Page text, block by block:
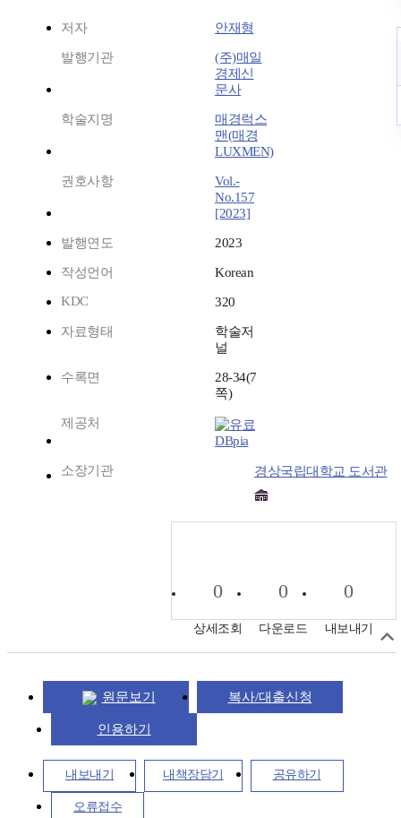
저자 안재형
발행기관
(주)매일
경제신
문사
학술지명
매경럭스
맨(매경
LUXMEN)
권호사항
Vol.-
No.157
[2023]
발행연도 2023
작성언어
Korean
KDC
320
자료형태
학술저
널
수록면
28-34(7
쪽)
제공처
DBpia
소장기관 경상국립대학교 도서관
0
상세조회
0
다운로드
0
내보내기
원문보기 복사/대출신청
인용하기
내보내기 내책장담기 공유하기
오류접수